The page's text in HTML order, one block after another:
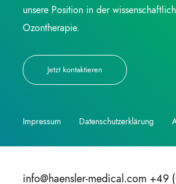
unsere Position in der
Ozontherapie.
Jetzt kontaktieren
Impressum Datenschutzerklärung
info@haensler-medical.com